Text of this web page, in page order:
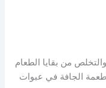
من بقايا الطعام
الجافة في عبوات